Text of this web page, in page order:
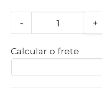
- +
Calcular o frete